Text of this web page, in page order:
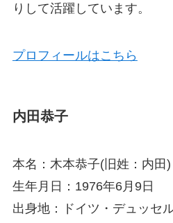
りして活躍しています。
プロフィールはこちら
内田恭子
本名：木本恭子(旧姓：内田)
生年月日：1976年6月9日
出身地：ドイツ・デュッセ